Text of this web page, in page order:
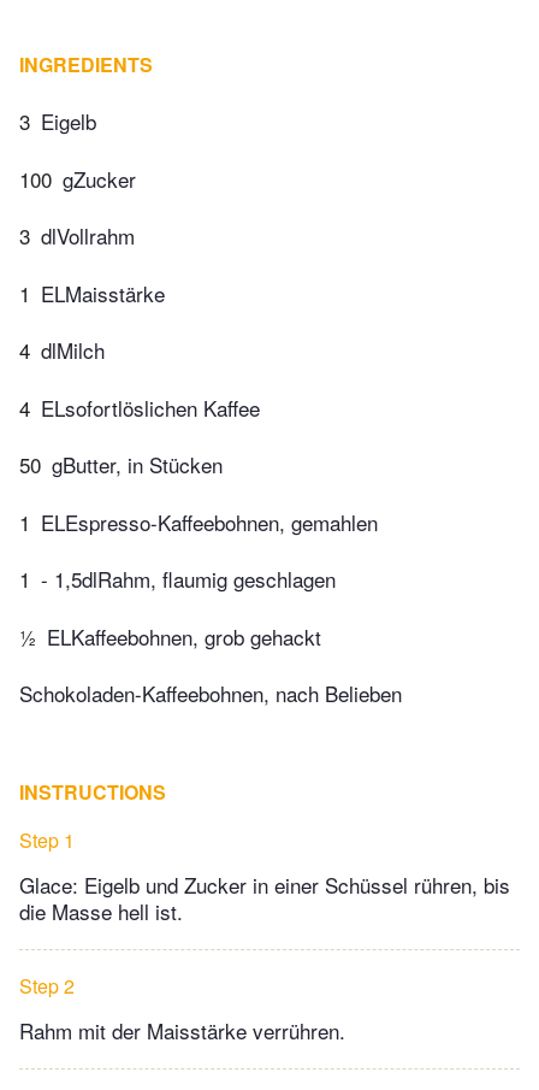
INGREDIENTS
3 Eigelb
100 gZucker
3 dlVollrahm
1 ELMaisstärke
4 dlMilch
4 ELsofortlöslichen Kaffee
50 gButter, in Stücken
1 ELEspresso-Kaffeebohnen, gemahlen
1 - 1,5dlRahm, flaumig geschlagen
½ ELKaffeebohnen, grob gehackt
Schokoladen-Kaffeebohnen, nach Belieben
INSTRUCTIONS
Step 1
Glace: Eigelb und Zucker in einer Schüssel rühren, bis
die Masse hell ist.
Step 2
Rahm mit der Maisstärke verrühren.